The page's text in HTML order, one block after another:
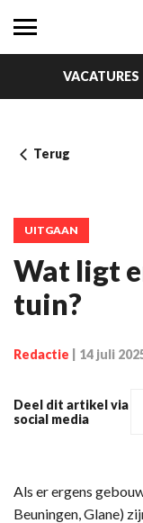
VACATURES
Terug
UITGAAN
Wat ligt
tuin?
Redactie 14 juli
Deel dit artikel via
social media
Als er ergens
Beuningen, Glane)